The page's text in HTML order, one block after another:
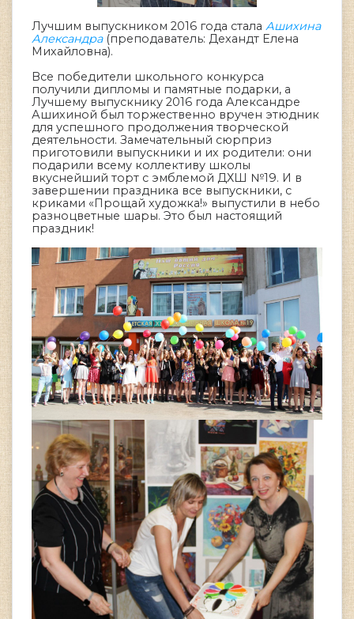
Лучшим выпускником 2016 года стала Ашихина
Александра(преподаватель: Дехандт Елена
Михайловна).
Все победители школьного конкурса
получили дипломы и памятные подарки, а
Лучшему выпускнику 2016 года Александре
Ашихиной был торжественно вручен этюдник
для успешного продолжения творческой
деятельности. Замечательный сюрприз
приготовили выпускники и их родители: они
подарили всему коллективу школы
вкуснейший торт с эмблемой ДХШ №19. И в
завершении праздника все выпускники, с
криками «Прощай художка!» выпустили в небо
разноцветные шары. Это был настоящий
праздник!